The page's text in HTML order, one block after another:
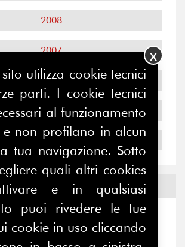
2008
2007
2006
2005
2004
Notizie ed Eventi
Notizie -
utilizza cookie tecnici
parti. I cookie tecnici
al funzionamento
e non profilano in alcun
tua navigazione. Sotto
quali altri cookies
e in qualsiasi
puoi rivedere le tue
cookie in uso cliccando
X